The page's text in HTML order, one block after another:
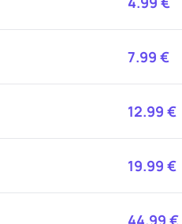
7.99 €
12.99 €
19.99 €
44.99 €